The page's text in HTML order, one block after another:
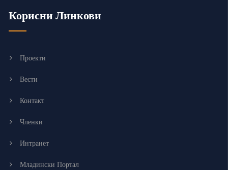
Корисни Линкови
Проекти
Вести
Контакт
Членки
Интранет
Младински Портал